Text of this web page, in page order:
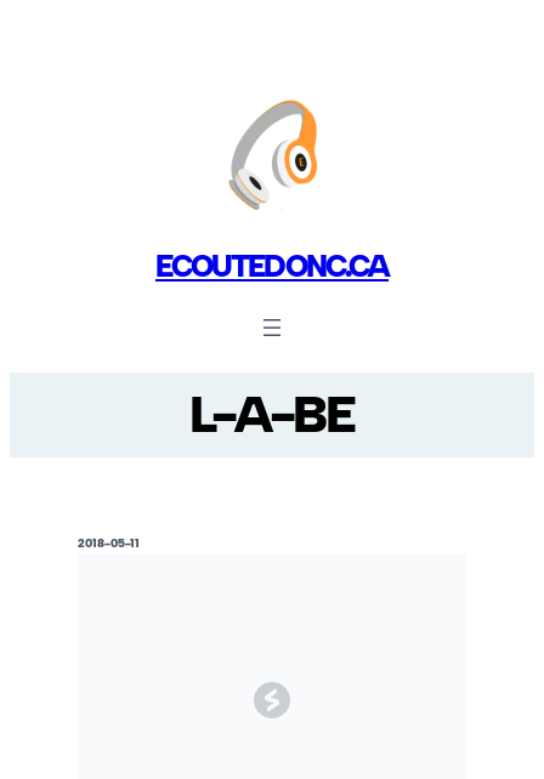
ECOUTEDONC.CA
L-A-BE
2018-05-11